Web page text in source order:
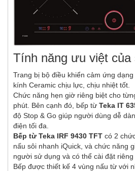
Tính năng ưu việt của
Trang bị bộ điều khiển cảm ứng
kính Ceramic chịu lực, chịu nhiệt tốt.
Chức năng hẹn giờ riêng biệt cho
phút. Bên cạnh đó, bếp từ Teka IT
độ Stop & Go giúp người dùng dễ
điện tối đa.
Bếp từ Teka IRF 9430 TFT có 2
nấu sôi nhanh iQuick, và chức năng
người sử dụng và có thể cài đặt riêng
Bếp được thiết kế 4 vùng nấu từ với